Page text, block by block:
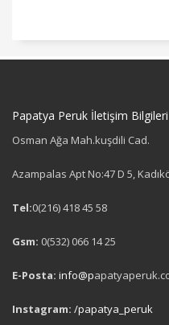
Papatya Peruk İletişim Bilgileri
Osman Ağa Mah.kuşdili Cad.
Azampalas Apt No:47 D 5,
Tel:0(216) 418 45 58
Gsm: 0(532) 066 14 25
E-Posta: info@p
Instagram: /papatya_peruk